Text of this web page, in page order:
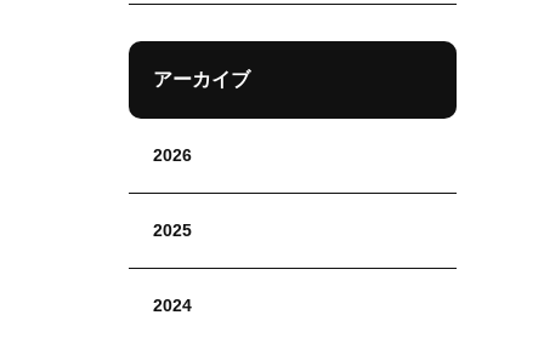
アーカイブ
2026
2025
2024